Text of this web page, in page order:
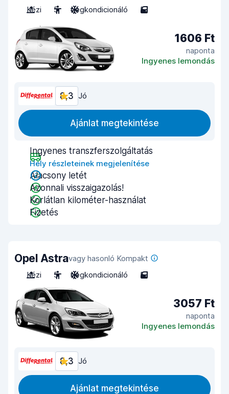
Kézi
5 Légkondicionáló 5
1606 Ft
naponta
Ingyenes lemondás
8,3 Jó
Ajánlat megtekintése
Ingyenes transzferszolgáltatás
Hely részleteinek megjelenítése
Alacsony letét
Azonnali visszaigazolás!
Korlátlan kilométer-használat
Fizetés
Opel Astravagy hasonló Kompakt
Kézi
5 Légkondicionáló 5
3057 Ft
naponta
Ingyenes lemondás
8,3 Jó
Ajánlat megtekintése